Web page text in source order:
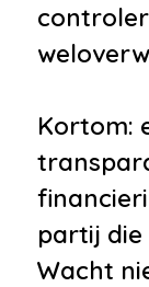
Kortom:
partij
Wacht